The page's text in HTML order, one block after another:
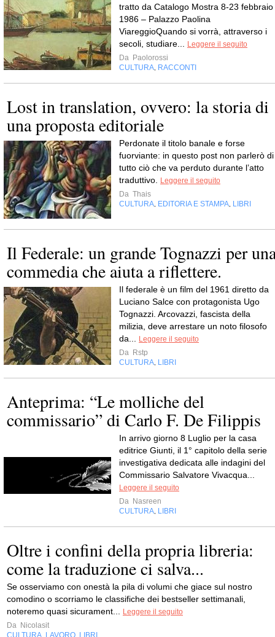
tratto da Catalogo Mostra 8-23 febbraio
1986 – Palazzo Paolina
ViareggioQuando si vorrà, attraverso i
secoli, studiare...
Leggere il seguito
Da Paolorossi
CULTURA RACCONTI
Lost in translation, ovvero: la storia di
una proposta editoriale
Perdonate il titolo banale e forse
fuorviante: in questo post non parlerò di
tutto ciò che va perduto durante l’atto
traduttivo.
Leggere il seguito
Da Thais
CULTURA EDITORIA E STAMPA LIBRI
Il Federale: un grande Tognazzi per
commedia che aiuta a riflettere.
Il federale è un film del 1961 diretto da
Luciano Salce con protagonista Ugo
Tognazzi. Arcovazzi, fascista della
milizia, deve arrestare un noto filosofo
da...
Leggere il seguito
Da Rstp
CULTURA LIBRI
Anteprima: “Le molliche del
commissario” di Carlo F. De Filippis
In arrivo giorno 8 Luglio per la casa
editrice Giunti, il 1° capitolo della serie
investigativa dedicata alle indagini del
Commissario Salvatore Vivacqua...
Leggere il seguito
Da Nasreen
CULTURA LIBRI
Oltre i confini della propria libreria:
come la traduzione ci salva...
Se osserviamo con onestà la pila di volumi che giace sul nostro
comodino o scorriamo le classifiche dei bestseller settimanali,
noteremo quasi sicurament...
Leggere il seguito
Da Nicolasit
CULTURA
LAVORO LIBRI